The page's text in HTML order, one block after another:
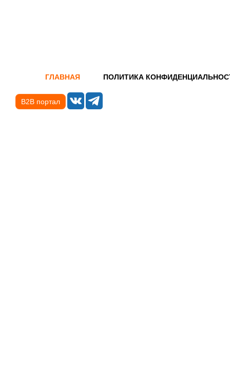
ГЛАВНАЯ ПОЛИТИКА
B2B портал